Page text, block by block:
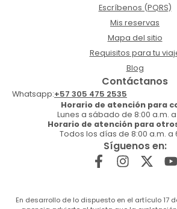
Escríbenos (PQRS)
Mis reservas
Mapa del sitio
Requisitos para tu
Blog
Contáctanos
Whatsapp:+57 305 475 2535
Horario de atención para
Lunes a sábado de 8:00 a.m.
Horario de atención para
Todos los días de 8:00 a.m. a
Síguenos en:
En desarrollo de lo dispuesto en el artículo 17